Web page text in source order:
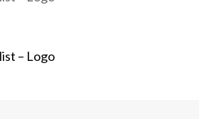
– Logo